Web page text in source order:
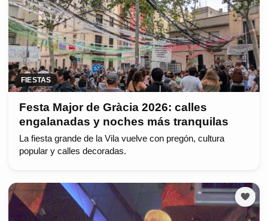
FIESTAS
Festa Major de Gràcia 2026: calles
engalanadas y noches más tranquilas
La fiesta grande de la Vila vuelve con pregón, cultura
popular y calles decoradas.